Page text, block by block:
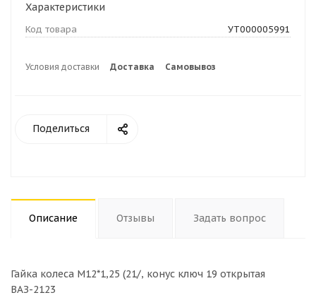
Характеристики
Код товара УТ000005991
Условия доставки Доставка Самовывоз
Поделиться
Описание Отзывы Задать вопрос
Гайка колеса М12*1,25 (21/, конус ключ 19 открытая
ВАЗ-2123